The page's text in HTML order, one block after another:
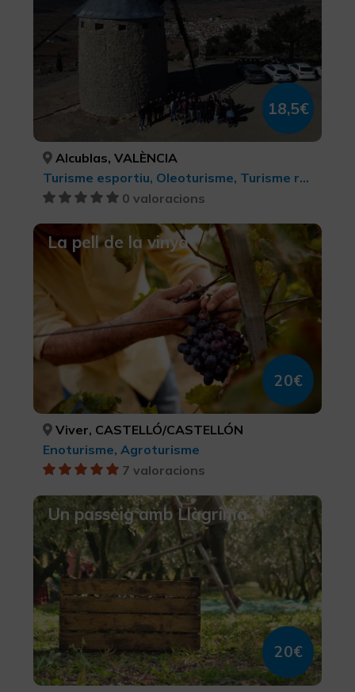
18,5€
Alcublas, VALÈNCIA
Turisme esportiu, Oleoturisme, Turisme rural i natural, Agroturisme, Senderisme, Turisme rural, Turisme gastronòmic, Turisme cultural
0 valoracions
La pell de la vinya
20€
Viver, CASTELLÓ/CASTELLÓN
Enoturisme, Agroturisme
7 valoracions
Un passeig amb Llàgrima
20€